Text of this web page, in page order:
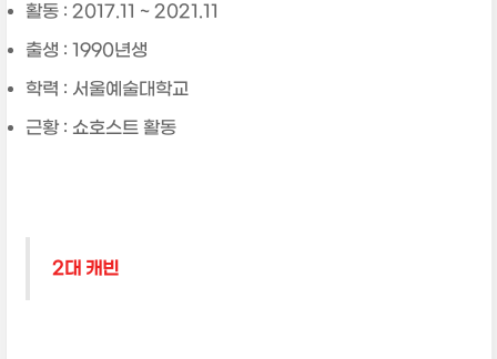
활동 : 2017.11 ~ 2021.11
출생 : 1990년생
학력 : 서울예술대학교
근황 : 쇼호스트 활동
2대 캐빈